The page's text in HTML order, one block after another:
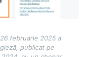
februarie 2025 a
publicat pe